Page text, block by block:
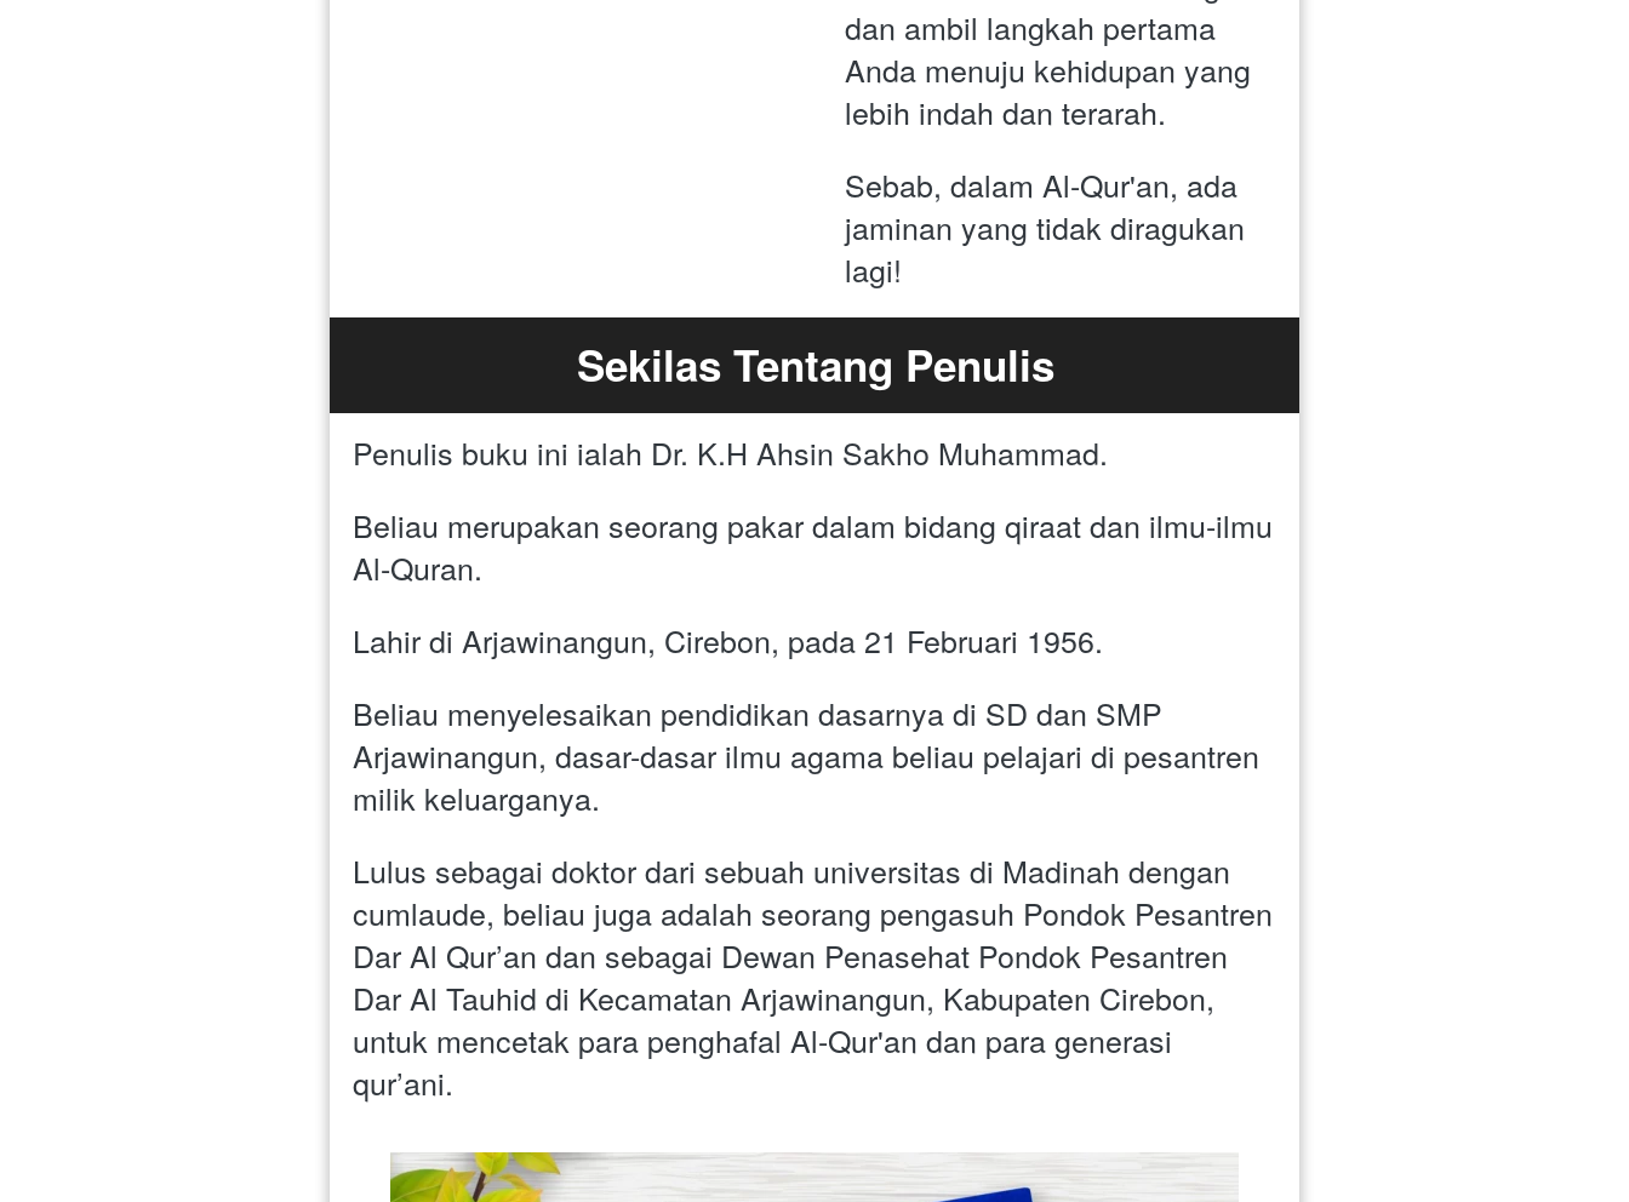
dan ambil langkah pertama
Anda menuju kehidupan yang
lebih indah dan terarah.
Sebab, dalam Al-Qur'an, ada
jaminan yang tidak diragukan
lagi!
Sekilas Tentang Penulis
Penulis buku ini ialah Dr. K.H Ahsin Sakho Muhammad.
Beliau merupakan seorang pakar dalam bidang qiraat dan ilmu-ilmu
Al-Quran.
Lahir di Arjawinangun, Cirebon, pada 21 Februari 1956.
Beliau menyelesaikan pendidikan dasarnya di SD dan SMP
Arjawinangun, dasar-dasar ilmu agama beliau pelajari di pesantren
milik keluarganya.
Lulus sebagai doktor dari sebuah universitas di Madinah dengan
cumlaude, beliau juga adalah seorang pengasuh Pondok Pesantren
Dar Al Qur’an dan sebagai Dewan Penasehat Pondok Pesantren
Dar Al Tauhid di Kecamatan Arjawinangun, Kabupaten Cirebon,
untuk mencetak para penghafal Al-Qur'an dan para generasi
qur’ani.